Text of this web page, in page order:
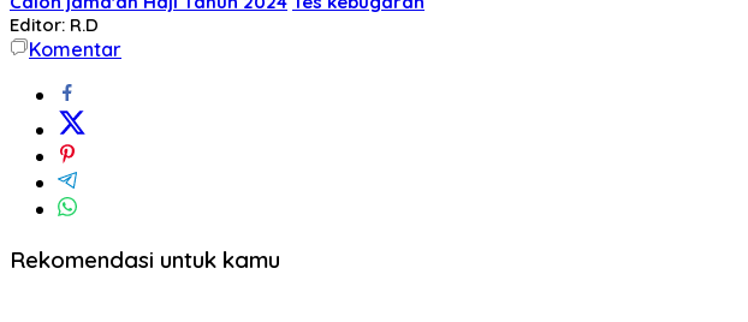
Editor: R.D
Komentar
Rekomendasi untuk kamu